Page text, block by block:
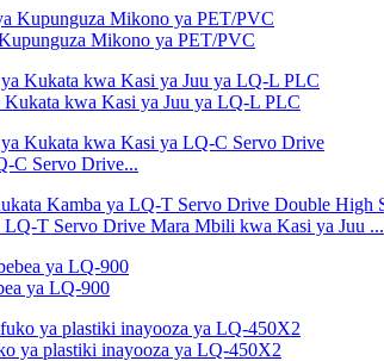
Mikono ya PET/PVC
Kukata kwa Kasi ya Juu ya LQ-L PLC
C Servo Drive...
LQ-T Servo Drive Mara Mbili kwa Kasi ya Juu ...
ya LQ-900
ya plastiki inayooza ya LQ-450X2